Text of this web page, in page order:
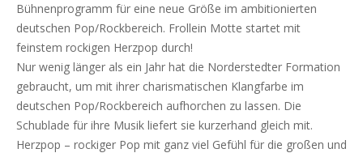
Bühnenprogramm für eine neue Größe im ambitionierten
deutschen Pop/Rockbereich. Frollein Motte startet mit
feinstem rockigen Herzpop durch!
Nur wenig länger als ein Jahr hat die Norderstedter Formation
gebraucht, um mit ihrer charismatischen Klangfarbe im
deutschen Pop/Rockbereich aufhorchen zu lassen. Die
Schublade für ihre Musik liefert sie kurzerhand gleich mit.
Herzpop – rockiger Pop mit ganz viel Gefühl für die großen und